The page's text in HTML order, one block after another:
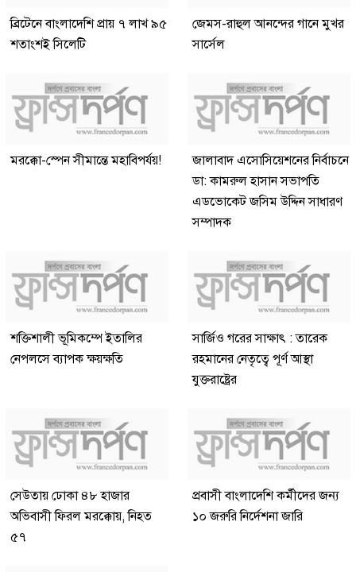
ব্রিটেনে বাংলাদেশি প্রায় ৭ লাখ ৯৫
শতাংশই সিলেটি
জেমস-রাহুল আনন্দের গানে মুখর
সার্সেল
মরক্কো-স্পেন সীমান্তে মহাবিপর্যয়!
জালাবাদ এসোসিয়েশনের নির্বাচনে
ডা: কামরুল হাসান সভাপতি
এডভোকেট জসিম উদ্দিন সাধারণ
সম্পাদক
শক্তিশালী ভূমিকম্পে ইতালির
নেপলসে ব্যাপক ক্ষয়ক্ষতি
সার্জিও গরের সাক্ষাৎ : তারেক
রহমানের নেতৃত্বে পূর্ণ আস্থা
যুক্তরাষ্ট্রের
সেউতায় ঢোকা ৪৮ হাজার
অভিবাসী ফিরল মরক্কোয়, নিহত
৫৭
প্রবাসী বাংলাদেশি কর্মীদের জন্য
১০ জরুরি নির্দেশনা জারি